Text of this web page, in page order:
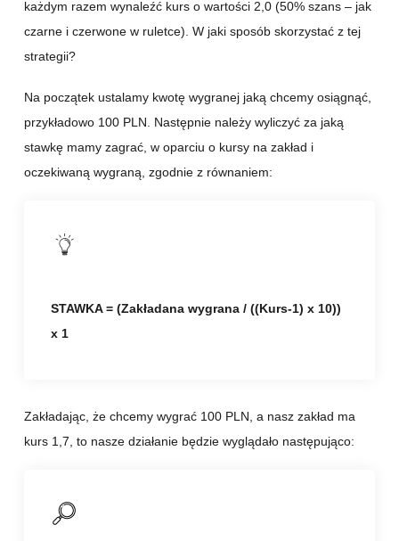
każdym razem wynaleźć kurs o wartości 2,0 (50% szans – jak
czarne i czerwone w ruletce). W jaki sposób skorzystać z tej
strategii?
Na początek ustalamy kwotę wygranej jaką chcemy osiągnąć,
przykładowo 100 PLN. Następnie należy wyliczyć za jaką
stawkę mamy zagrać, w oparciu o kursy na zakład i
oczekiwaną wygraną, zgodnie z równaniem:
STAWKA = (Zakładana wygrana / ((Kurs-1) x 10))
x 1
Zakładając, że chcemy wygrać 100 PLN, a nasz zakład ma
kurs 1,7, to nasze działanie będzie wyglądało następująco: